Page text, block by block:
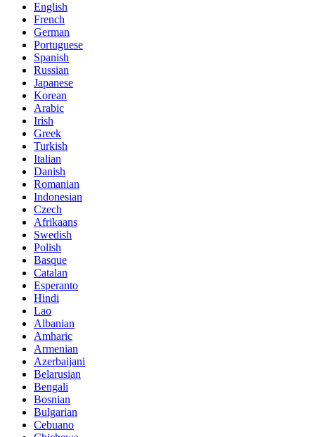
English
French
German
Portuguese
Spanish
Russian
Japanese
Korean
Arabic
Irish
Greek
Turkish
Italian
Danish
Romanian
Indonesian
Czech
Afrikaans
Swedish
Polish
Basque
Catalan
Esperanto
Hindi
Lao
Albanian
Amharic
Armenian
Azerbaijani
Belarusian
Bengali
Bosnian
Bulgarian
Cebuano